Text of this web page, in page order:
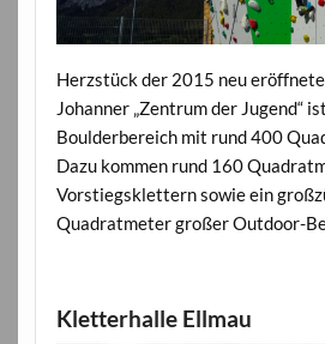
Herzstück der 2015 neu
Johanner „Zentrum der Jugend“
Boulderbereich mit rund 400
Dazu kommen rund 160
Vorstiegsklettern sowie ein
Quadratmeter großer Outdoor-
Kletterhalle Ellmau